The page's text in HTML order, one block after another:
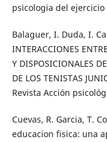
psicologia del ejercicio
Balaguer, I. Duda, I.
INTERACCIONES
Y DISPOSICIONALES
DE LOS TENISTAS
Revista Acción
Cuevas, R. Garcia, T.
educacion fisica: una